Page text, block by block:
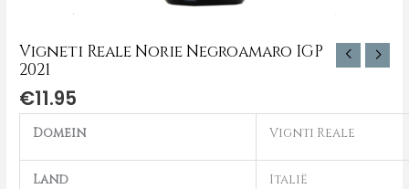
Vigneti Reale Norie Negroamaro IGP
2021
€11.95
Domein Vignti Reale
Land Italië